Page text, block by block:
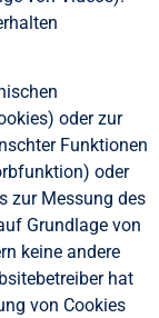
oder zur
Funktionen
oder
zur Messung des
Grundlage von
keine andere
hat
von Cookies